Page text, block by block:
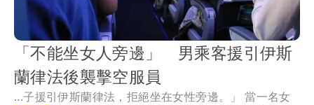
「不能坐女人旁邊」 男乘客援引伊斯
蘭律法後襲擊空服員
...子援引伊斯蘭律法，拒絕坐在女性旁邊。」 當一名女